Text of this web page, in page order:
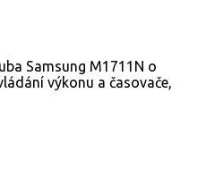
Samsung M1711N o
výkonu a časovače,